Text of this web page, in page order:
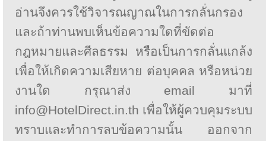
อ่านจึงควรใช้วิจารณญาณในการกลั่นกรอง
และถ้าท่านพบเห็นข้อความใดที่ขัดต่อ
กฎหมายและศีลธรรม หรือเป็นการกลั่นแกล้ง
เพื่อให้เกิดความเสียหาย ต่อบุคคล หรือหน่วย
งานใด กรุณาส่ง email มาที่
info@HotelDirect.in.th เพื่อให้ผู้ควบคุมระบบ
ทราบและทำการลบข้อความนั้น ออกจาก